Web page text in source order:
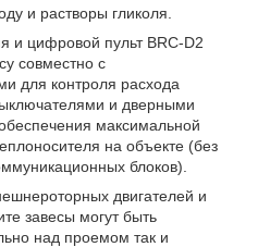
и растворы гликоля.
и цифровой пульт BRC-D2
совместно с
для контроля расхода
и дверными
максимальной
на объекте (без
блоков).
двигателей и
завесы могут быть
над проемом так и